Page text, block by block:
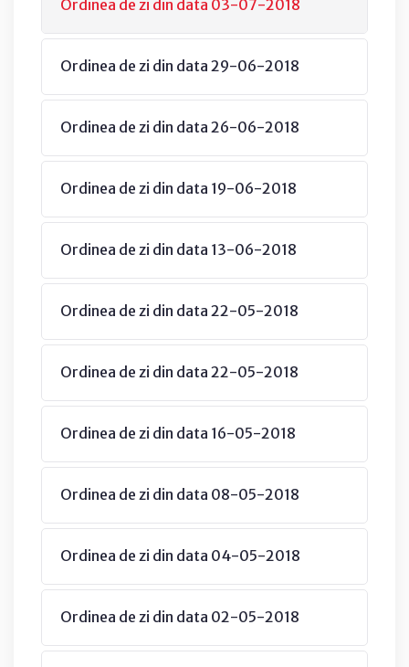
Ordinea de zi din data 03-07-2018
Ordinea de zi din data 29-06-2018
Ordinea de zi din data 26-06-2018
Ordinea de zi din data 19-06-2018
Ordinea de zi din data 13-06-2018
Ordinea de zi din data 22-05-2018
Ordinea de zi din data 22-05-2018
Ordinea de zi din data 16-05-2018
Ordinea de zi din data 08-05-2018
Ordinea de zi din data 04-05-2018
Ordinea de zi din data 02-05-2018